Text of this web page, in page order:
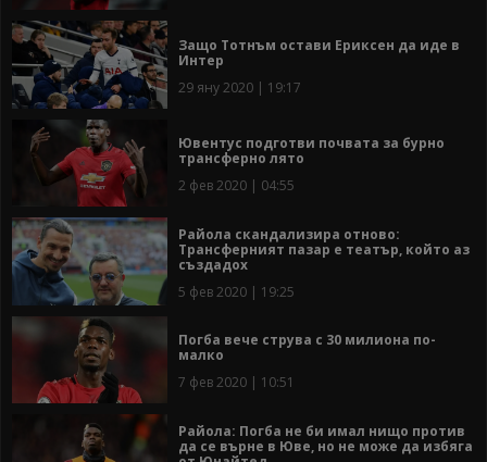
Защо Тотнъм остави Ериксен да иде в
Интер
29 яну 2020 | 19:17
Ювентус подготви почвата за бурно
трансферно лято
2 фев 2020 | 04:55
Райола скандализира отново:
Трансферният пазар е театър, който аз
създадох
5 фев 2020 | 19:25
Погба вече струва с 30 милиона по-
малко
7 фев 2020 | 10:51
Райола: Погба не би имал нищо против
да се върне в Юве, но не може да избяга